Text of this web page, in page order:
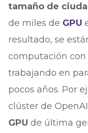
tamaño de
de miles de GPU
resultado, se
computación con
trabajando en
pocos años. Por
clúster de
GPU de última